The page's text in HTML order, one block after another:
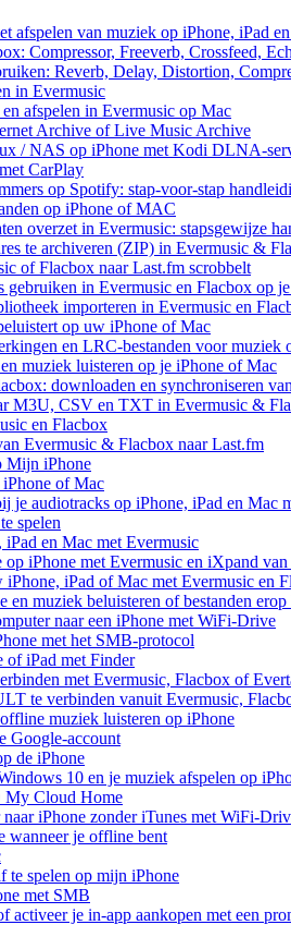
afspelen van muziek op iPhone, iPad
Compressor, Freeverb, Crossfeed,
Reverb, Delay, Distortion,
in Evermusic
afspelen in Evermusic op Mac
Archive of Live Music Archive
/ NAS op iPhone met Kodi DLNA-
CarPlay
op Spotify: stap-voor-stap
op iPhone of MAC
overzet in Evermusic: stapsgewijze
te archiveren (ZIP) in Evermusic &
of Flacbox naar Last.fm scrobbelt
in Evermusic en Flacbox op
importeren in Evermusic en
op uw iPhone of Mac
en LRC-bestanden voor muziek
muziek luisteren op je iPhone of Mac
downloaden en synchroniseren
M3U, CSV en TXT in Evermusic &
en Flacbox
Evermusic & Flacbox naar Last.fm
Mijn iPhone
of Mac
je audiotracks op iPhone, iPad en Mac
spelen
en Mac met Evermusic
iPhone met Evermusic en iXpand
iPad of Mac met Evermusic en
muziek beluisteren of bestanden erop
naar een iPhone met WiFi-Drive
met het SMB-protocol
of iPad met Finder
met Evermusic, Flacbox of
te verbinden vanuit Evermusic,
muziek luisteren op iPhone
Google-account
de iPhone
10 en je muziek afspelen op
My Cloud Home
iPhone zonder iTunes met WiFi-
wanneer je offline bent
te spelen op mijn iPhone
met SMB
activeer je in-app aankopen met een